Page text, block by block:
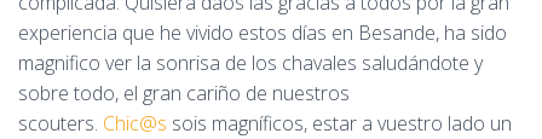
experiencia que he vivido estos días en Besande, ha sido
magnifico ver la sonrisa de los chavales saludándote y
sobre todo, el gran cariño de nuestros
scouters. Chic@s sois magníficos, estar a vuestro lado un